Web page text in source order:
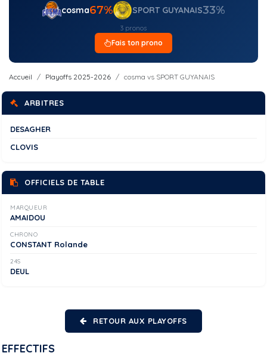
cosma67% SPORT GUYANAIS33%
3 pronos
Fais ton prono
Accueil Playoffs 2025-2026 cosma vs SPORT GUYANAIS
ARBITRES
DESAGHER
CLOVIS
OFFICIELS DE TABLE
MARQUEUR
AMAIDOU
CHRONO
CONSTANT Rolande
24S
DEUL
RETOUR AUX PLAYOFFS
EFFECTIFS